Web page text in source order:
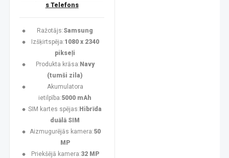
s Telefons
Ražotājs:Samsung
Izšķirtspēja:1080 x 2340
pikseļi
Produkta krāsa: Navy
(tumši zila)
Akumulatora
ietilpība:5000 mAh
SIM kartes spējas: Hibrīda
duālā SIM
Aizmugurējās kamera:50
MP
Priekšējā kamera:32 MP